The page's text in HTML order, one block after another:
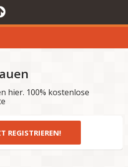
hier. 100% kostenlose
REGISTRIEREN!